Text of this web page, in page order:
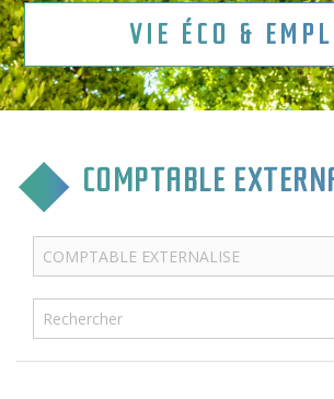
SANTÉ & SOCIAL
VIE ÉCO & EMPLOI
CULTURE & COMMUNICATION
VIE ASSOCIATIVE
ENVIRONNEMENT & QUALITÉ
VIE ÉCO &
COMPTABLE